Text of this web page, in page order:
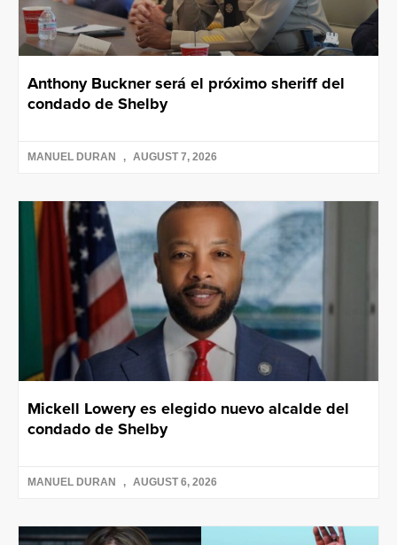
Anthony Buckner será el próximo sheriff del
condado de Shelby
MANUEL DURAN AUGUST 7, 2026
Mickell Lowery es elegido nuevo alcalde del
condado de Shelby
MANUEL DURAN AUGUST 6, 2026